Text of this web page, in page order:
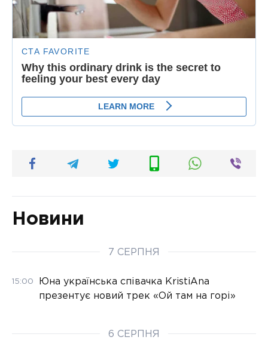
Новини
7 СЕРПНЯ
15:00
Юна українська співачка KristiAna
презентує новий трек «Ой там на горі»
6 СЕРПНЯ